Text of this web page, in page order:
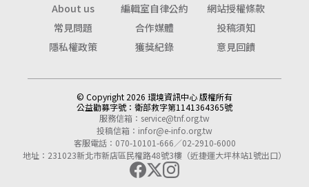
About us
編輯室自律公約
網站授權條款
常見問題
合作媒體
投稿須知
隱私權政策
獲獎紀錄 意見回饋
© Copyright 2026 環境資訊中心 版權所有
公益勸募字號： 衛部救字第1141364365號
服務信箱： service@tnf.org.tw
投稿信箱： infor@e-info.org.tw
客服電話：070-10101-666／02-2910-6000
地址：231023新北市新店區民權路48號3樓（近捷運大坪林站1號出口）